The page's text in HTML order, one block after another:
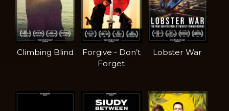
Climbing Blind
Forgive - Don’t
Forget
Lobster War